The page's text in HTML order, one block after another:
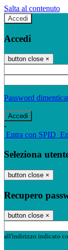
Salta al contenuto
Accedi
Accedi
button close ×
Password
-
Entra con SPID
Seleziona
button close ×
Recupero
button close ×
all'indirizzo indicato